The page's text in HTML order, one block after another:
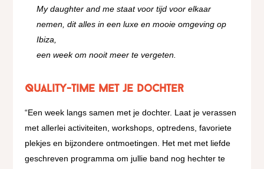
My daughter and me staat voor tijd voor elkaar
nemen, dit alles in een luxe en mooie omgeving op
Ibiza,
een week om nooit meer te vergeten.
Quality-time met je dochter
“Een week langs samen met je dochter. Laat je verassen
met allerlei activiteiten, workshops, optredens, favoriete
plekjes en bijzondere ontmoetingen. Het met met liefde
geschreven programma om jullie band nog hechter te